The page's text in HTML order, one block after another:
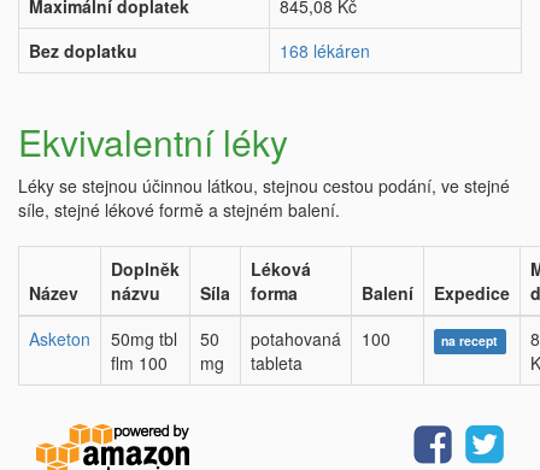
Maximální doplatek
845,08 Kč
Bez doplatku
168 lékáren
Ekvivalentní léky
Léky se stejnou účinnou látkou, stejnou cestou podání, ve stejné
síle, stejné lékové formě a stejném balení.
Název
Doplněk
názvu
Síla
Léková
forma
Balení Expedice
Asketon
50mg tbl
flm 100
50
mg
potahovaná
tableta
100 na recept